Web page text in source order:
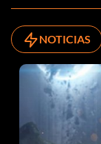
NOTICIAS